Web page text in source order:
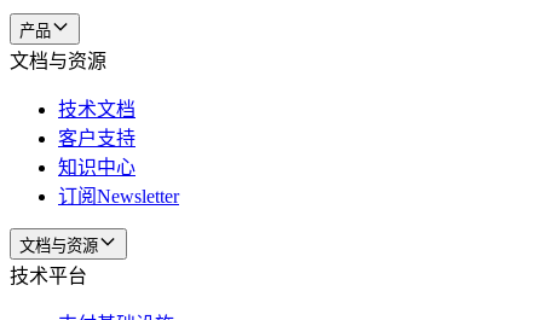
产品
文档与资源
技术文档
客户支持
知识中心
订阅Newsletter
文档与资源
技术平台